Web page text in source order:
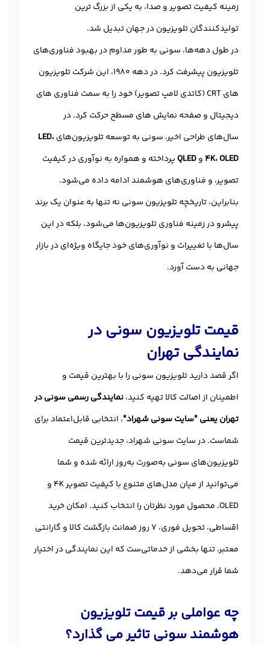
زمینه کیفیت تصویر و صدا، به یکی از بزرگ ترین
تولیدکنندگان تلویزیون در جهان تبدیل شد.
در طول دهه‌ها، سونی به طور مداوم در بهبود فناوری‌های
تلویزیون پیشرفت کرد. در دهه 1980، این شرکت تلویزیون
های CRT (کاتدی لامپ تصویر) خود را به سمت فناوری های
دیجیتال و صفحه نمایش های مسطح حرکت کرد. در
سال‌های طراحی اخیر، سونی به توسعه تلویزیون‌هایLED،
4K، OLED وQLEDپرداخته و همواره به نوآوری در کیفیت
تصویر، و فناوری‌های هوشمند ادامه داده می‌شود.
بنابراین، تاریخچه تلویزیون سونی نه تنها به عنوان یک برند
پیشرو در زمینه فناوری تلویزیون‌ها می‌شود، بلکه در این
سال‌ها با تغییرات و نوآوری‌های خود جایگاه ویژه‌ای در بازار
جهانی به دست آورد.
قیمت تلویزیون سونی در
نمایندگی تهران
اگر قصد دارید تلویزیون سونی را با بهترین قیمت و
اطمینان از اصالت کالا تهیه کنید،نمایندگی رسمی سونی در
تهران یعنی "سایت سونی شهراد"، انتخابی قابل‌اعتماد برای
شماست. در سایت سونی شهراد، جدیدترین قیمت
تلویزیون‌های سونی به‌صورت به‌روز ارائه شده و شما
می‌توانید از میان مدل‌های متنوع با کیفیت تصویر 4K و
OLED، محصول مورد نظرتان را انتخاب کنید. امکان خرید
اقساطی، تحویل فوری، ۷ روز ضمانت بازگشت کالا و گارانتی
معتبر، تنها بخشی از خدماتی‌ست که این نمایندگی در اختیار
شما قرار می‌دهد.
چه عواملی بر قیمت تلویزیون
هوشمند سونی تاثیر می گذارد؟